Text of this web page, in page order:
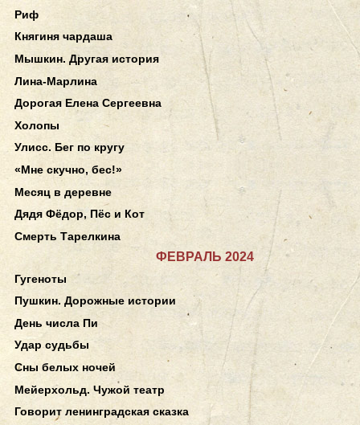
Риф
Княгиня чардаша
Мышкин. Другая история
Лина-Марлина
Дорогая Елена Сергеевна
Холопы
Улисс. Бег по кругу
«Мне скучно, бес!»
Месяц в деревне
Дядя Фёдор, Пёс и Кот
Смерть Тарелкина
ФЕВРАЛЬ 2024
Гугеноты
Пушкин. Дорожные истории
День числа Пи
Удар судьбы
Сны белых ночей
Мейерхольд. Чужой театр
Говорит ленинградская сказка